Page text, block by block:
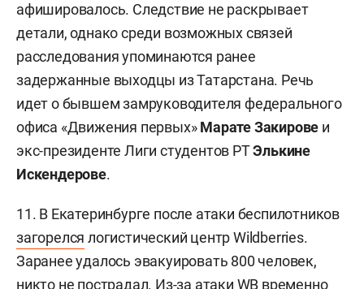
афишировалось. Следствие не раскрывает
детали, однако среди возможных связей
расследования упоминаются ранее
задержанные выходцы из Татарстана. Речь
идет о бывшем замруководителя федерального
офиса «Движения первых»Марате Закирове и
экс-президенте Лиги студентов РТЭлькине
Искендерове.
11. В Екатеринбурге после атаки беспилотников
загорелся логистический центр Wildberries.
Заранее удалось эвакуировать 800 человек,
никто не пострадал. Из-за атаки WB временно